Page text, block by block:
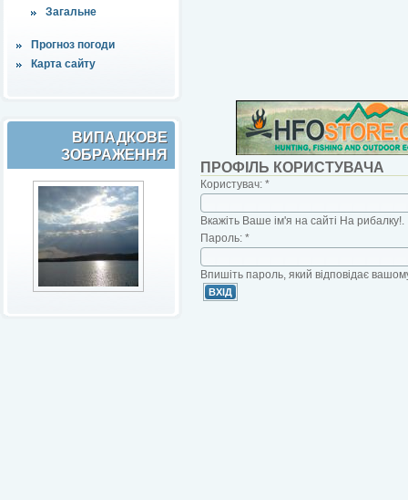
Загальне
Прогноз погоди
Карта сайту
ВИПАДКОВЕ
ЗОБРАЖЕННЯ
ПРОФІЛЬ КОРИСТУВАЧА
Користувач: *
Вкажіть Ваше ім'я на сайті На рибалку!.
Пароль: *
Впишіть пароль, який відповідає